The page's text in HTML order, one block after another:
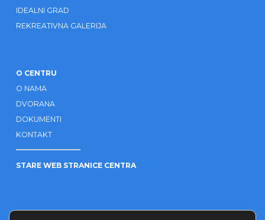
IDEALNI GRAD
REKREATIVNA GALERIJA
O CENTRU
O NAMA
DVORANA
DOKUMENTI
KONTAKT
STARE WEB STRANICE CENTRA
OSTALO